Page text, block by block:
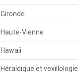
Gironde
Haute-Vienne
Hawaii
Héraldique et vexillologie